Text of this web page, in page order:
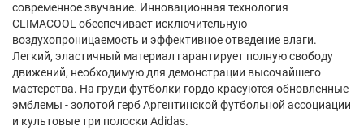
современное звучание. Инновационная технология
CLIMACOOL обеспечивает исключительную
воздухопроницаемость и эффективное отведение влаги.
Легкий, эластичный материал гарантирует полную свободу
движений, необходимую для демонстрации высочайшего
мастерства. На груди футболки гордо красуются обновленные
эмблемы - золотой герб Аргентинской футбольной ассоциации
и культовые три полоски Adidas.